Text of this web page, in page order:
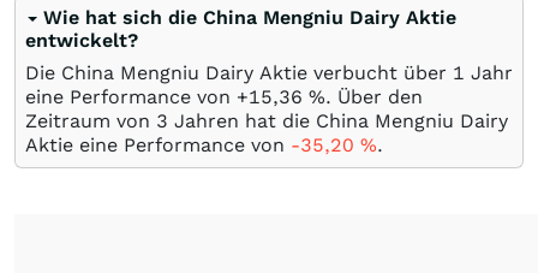
Wie hat sich die China Mengniu Dairy Aktie
entwickelt?
Die China Mengniu Dairy Aktie verbucht über 1 Jahr
eine Performance von +15,36 %. Über den
Zeitraum von 3 Jahren hat die China Mengniu Dairy
Aktie eine Performance von -35,20 %.